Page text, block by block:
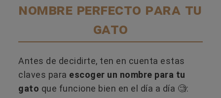
nombre perfecto para tu
gato
Antes de decidirte, ten en cuenta estas
claves para escoger un nombre para tu
gato que funcione bien en el día a día 🧐: